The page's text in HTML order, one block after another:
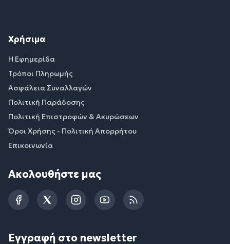
Χρήσιμα
Η Εφημερίδα
Τρόποι Πληρωμής
Ασφάλεια Συναλλαγών
Πολιτική Παράδοσης
Πολιτική Επιστροφών & Ακυρώσεων
Όροι Χρήσης - Πολιτική Απορρήτου
Επικοινωνία
Ακολουθήστε μας
FacebookTwitterInstagramYouTubeRSS
Εγγραφή στο newsletter